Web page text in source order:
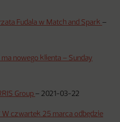
Fudala w Match and Spark –
nowego klienta – Sunday
Group – 2021-03-22
W czwartek 25 marca odbędzie